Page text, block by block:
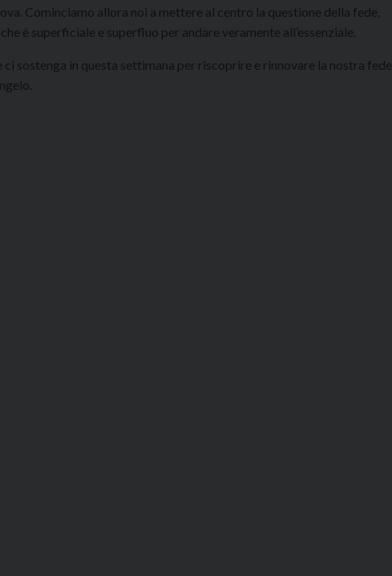
Cominciamo allora noi a mettere al centro la questione della fede,
è superficiale e superfluo per andare veramente all’essenziale.
sostenga in questa settimana per riscoprire e rinnovare la nostra fede